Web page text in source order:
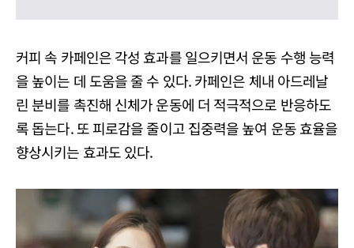
커피 속 카페인은 각성 효과를 일으키면서 운동 수행 능력
을 높이는 데 도움을 줄 수 있다. 카페인은 체내 아드레날
린 분비를 촉진해 신체가 운동에 더 적극적으로 반응하도
록 돕는다. 또 피로감을 줄이고 집중력을 높여 운동 효율을
향상시키는 효과도 있다.